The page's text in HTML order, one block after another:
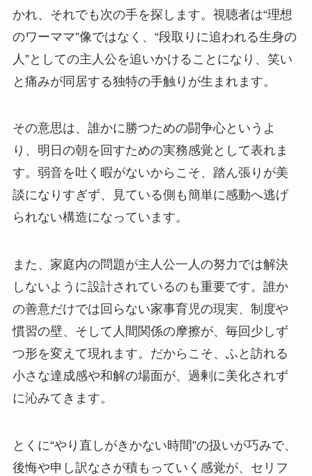
かれ、それでも次の手を探します。視聴者は“理想
のワーママ”像ではなく、“段取りに追われる生身の
人”としての主人公を追いかけることになり、笑い
と痛みが同居する独特の手触りが生まれます。
その意思は、誰かに勝つための闘争心というよ
り、明日の朝を回すための実務感覚として表れま
す。弱音を吐く暇がないからこそ、踏ん張りが美
談になりすぎず、見ている側も簡単に感動へ逃げ
られない構造になっています。
また、家庭内の問題が主人公一人の努力では解決
しないように設計されているのも重要です。誰か
の善意だけでは回らない家事育児の現実、制度や
慣習の壁、そして人間関係の摩擦が、毎回少しず
つ形を変えて現れます。だからこそ、ふと訪れる
小さな達成感や和解の場面が、過剰に美化されず
に沁みてきます。
とくに“やり直しがきかない時間”の扱いが巧みで、
後悔や申し訳なさが積もっていく感覚が、セリフ